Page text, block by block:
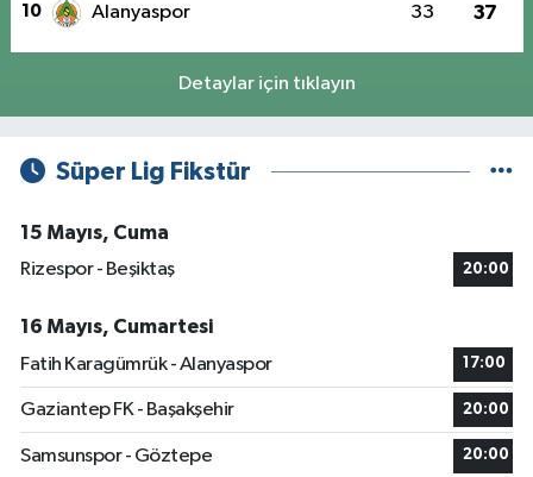
10 Alanyaspor 33 37
Detaylar için tıklayın
Süper Lig Fikstür
15 Mayıs, Cuma
Rizespor - Beşiktaş
20:00
16 Mayıs, Cumartesi
Fatih Karagümrük - Alanyaspor
17:00
Gaziantep FK - Başakşehir 20:00
Samsunspor - Göztepe 20:00